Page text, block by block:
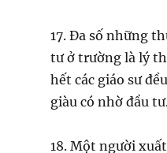
17. Đa số những
tư ở trường là lý
hết các giáo sư
giàu có nhờ đầu
18. Một người